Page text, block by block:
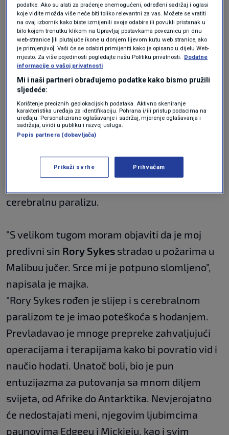
— Shelley Sykes (@shelleysykes)January 9, 2025
strastvenog igrača RuneScapea koji je prošao
cerebralnu paralizu.
"S velikom tugom moram objaviti da je moj
predivni sin Rory Sykes stradao u požarima u
Malibuu jučer. Srce mi je potpuno slomljeno”,
napisala je majka.
"Rory Sykes rođen je slijep i s cerebralnom
paralizom te je imao poteškoća s hodanjem.
Prevladavao je mnoge prepreke zahvaljujući
operacijama i terapijama kako bi povratio vid i
naučio hodati. Unatoč boli, bio je pun
entuzijazma za putovanja sa mnom diljem
svijeta, od Afrike do Antarktika. Nevjerojatno
će nedostajati meni, njegovim ljubimcima
paunovima Edgeeu i Mickieju, kao i svim
podatke. Ako su alati za praćenje onemogućeni, određeni sadržaj i oglasi
koje vidite možda više neće biti toliko relevantni za vas. Možete se vratiti
na ovaj izbornik kako biste izmijenili svoje odabire ili povukli pristanak u
bilo kojem trenutku klikom na Upravljaj postavkama poveznicu pri dnu
web-stranice [ili plutajuće ikone u donjem lijevom kutu web stranice, ako
je primjenjivo]. Vaši će se odabiri primijeniti kako je opisano u dijelu Web-
mjesto. Za više pojedinosti pogledajte našu Politiku privatnosti. Dodatne
informacije o vašoj privatnosti
Mi i naši partneri obrađujemo podatke kako bismo pružili
sljedeće:
Korištenje preciznih geolokacijskih podataka. Aktivno skeniranje
karakteristika uređaja za identifikaciju. Pohrana i/ili pristup podacima na
uređaju. Personalizirano oglašavanje i sadržaj, mjerenje oglašavanja i
sadržaja, uvidi u publiku i razvoj usluga.
Popis partnera (dobavljača)
Prikaži svrhe Prihvaćam